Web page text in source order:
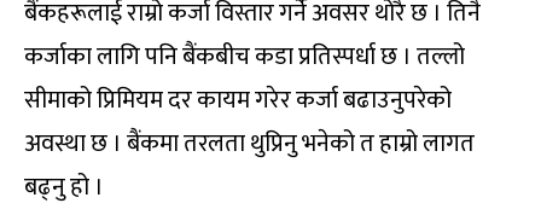
बैंकहरूलाई राम्रो कर्जा विस्तार गर्ने अवसर थोरै छ । तिनै
कर्जाका लागि पनि बैंकबीच कडा प्रतिस्पर्धा छ । तल्लो
सीमाको प्रिमियम दर कायम गरेर कर्जा बढाउनुपरेको
अवस्था छ । बैंकमा तरलता थुप्रिनु भनेको त हाम्रो लागत
बढ्नु हो ।